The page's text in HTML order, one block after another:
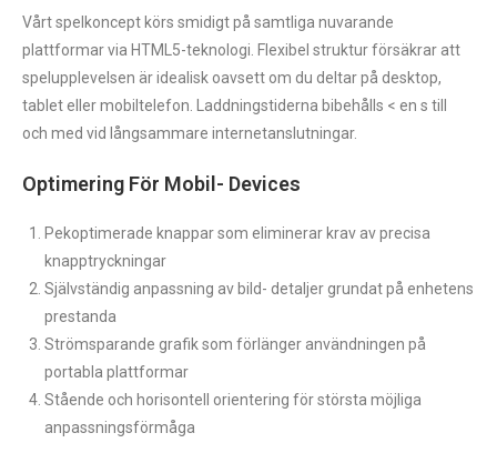
Vårt spelkoncept körs smidigt på samtliga nuvarande
plattformar via HTML5-teknologi. Flexibel struktur försäkrar att
spelupplevelsen är idealisk oavsett om du deltar på desktop,
tablet eller mobiltelefon. Laddningstiderna bibehålls < en s till
och med vid långsammare internetanslutningar.
Optimering För Mobil- Devices
Pekoptimerade knappar som eliminerar krav av precisa
knapptryckningar
Självständig anpassning av bild- detaljer grundat på enhetens
prestanda
Strömsparande grafik som förlänger användningen på
portabla plattformar
Stående och horisontell orientering för största möjliga
anpassningsförmåga